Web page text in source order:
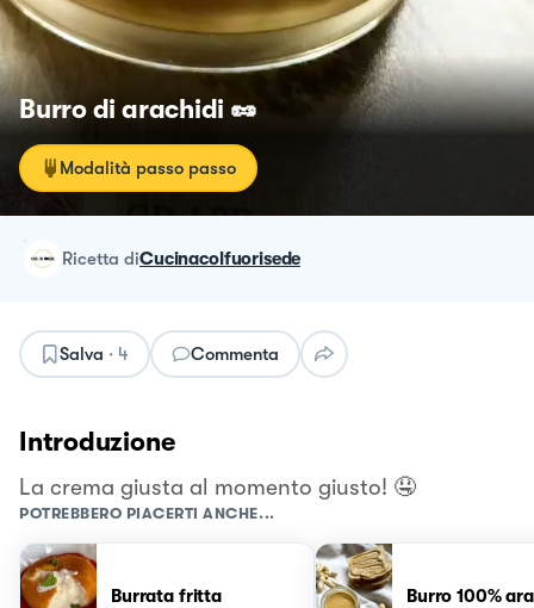
Burro di arachidi 🥜
Modalità passo passo
ricetta diCucinacolfuorisede
Salva · 4 Commenta
Introduzione
La crema giusta al momento giusto! 🤤
POTREBBERO PIACERTI ANCHE...
Burrata fritta Burro 100%